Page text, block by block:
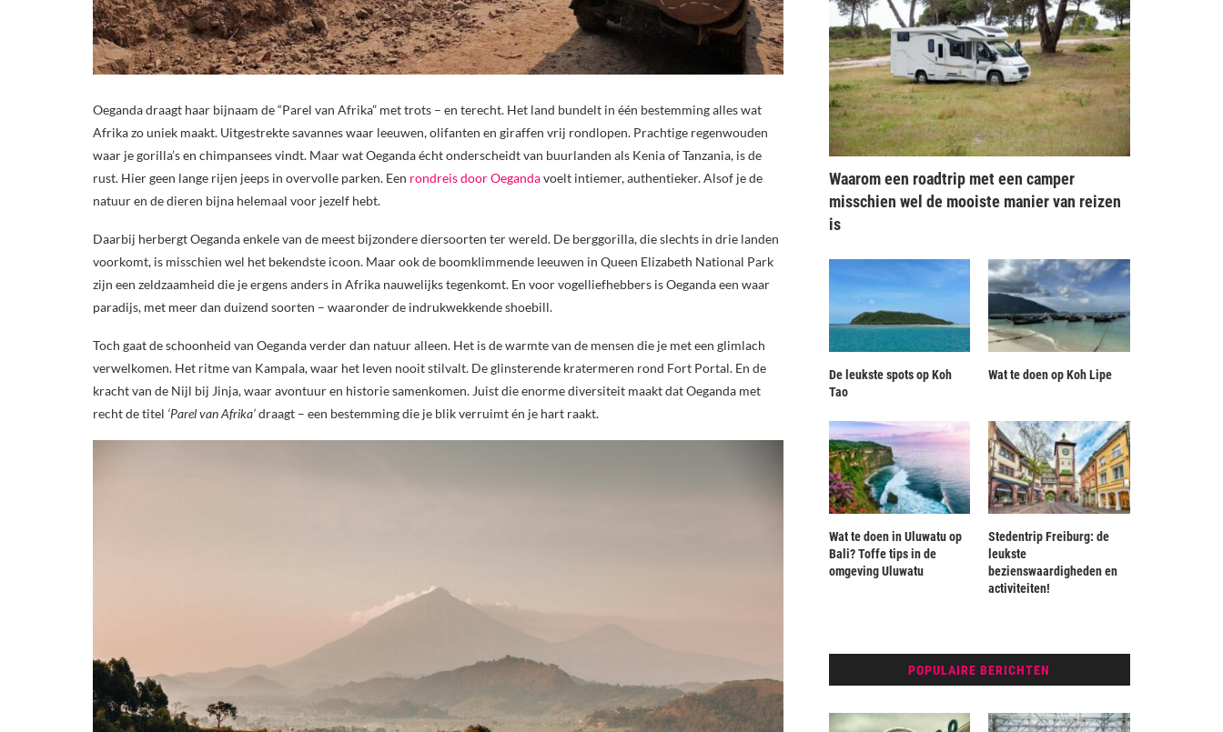
Oeganda draagt haar bijnaam de “Parel van Afrika” met trots – en terecht. Het land bundelt in één bestemming alles wat
Afrika zo uniek maakt. Uitgestrekte savannes waar leeuwen, olifanten en giraffen vrij rondlopen. Prachtige regenwouden
waar je gorilla’s en chimpansees vindt. Maar wat Oeganda écht onderscheidt van buurlanden als Kenia of Tanzania, is de
rust. Hier geen lange rijen jeeps in overvolle parken. Een rondreis door Oegandavoelt intiemer, authentieker. Alsof je de
natuur en de dieren bijna helemaal voor jezelf hebt.
Daarbij herbergt Oeganda enkele van de meest bijzondere diersoorten ter wereld. De berggorilla, die slechts in drie landen
voorkomt, is misschien wel het bekendste icoon. Maar ook de boomklimmende leeuwen in Queen Elizabeth National Park
zijn een zeldzaamheid die je ergens anders in Afrika nauwelijks tegenkomt. En voor vogelliefhebbers is Oeganda een waar
paradijs, met meer dan duizend soorten – waaronder de indrukwekkende shoebill.
Toch gaat de schoonheid van Oeganda verder dan natuur alleen. Het is de warmte van de mensen die je met een glimlach
verwelkomen. Het ritme van Kampala, waar het leven nooit stilvalt. De glinsterende kratermeren rond Fort Portal. En de
kracht van de Nijl bij Jinja, waar avontuur en historie samenkomen. Juist die enorme diversiteit maakt dat Oeganda met
recht de titel ‘Parel van Afrika’draagt – een bestemming die je blik verruimt én je hart raakt.
Waarom een roadtrip met een camper
misschien wel de mooiste manier van reizen
is
De leukste spots op Koh
Tao
Wat te doen op Koh Lipe
Wat te doen in Uluwatu op
Bali? Toffe tips in de
omgeving Uluwatu
Stedentrip Freiburg: de
leukste
bezienswaardigheden en
activiteiten!
POPULAIRE BERICHTEN